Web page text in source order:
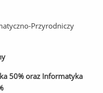
Przyrodniczy
50% oraz Informatyka